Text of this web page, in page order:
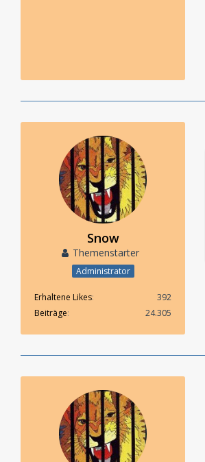
Snow
Themenstarter
Administrator
Erhaltene Likes
392
Beiträge
24.305